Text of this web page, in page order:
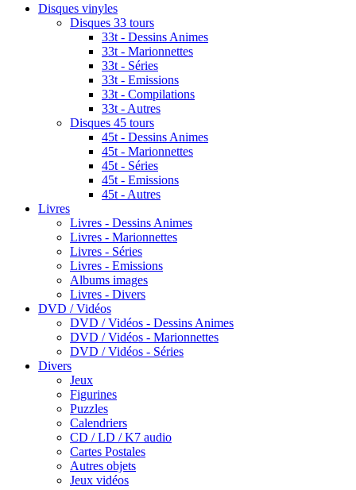
Disques vinyles
Disques 33 tours
33t - Dessins Animes
33t - Marionnettes
33t - Séries
33t - Emissions
33t - Compilations
33t - Autres
Disques 45 tours
45t - Dessins Animes
45t - Marionnettes
45t - Séries
45t - Emissions
45t - Autres
Livres
Livres - Dessins Animes
Livres - Marionnettes
Livres - Séries
Livres - Emissions
Albums images
Livres - Divers
DVD / Vidéos
DVD / Vidéos - Dessins Animes
DVD / Vidéos - Marionnettes
DVD / Vidéos - Séries
Divers
Jeux
Figurines
Puzzles
Calendriers
CD / LD / K7 audio
Cartes Postales
Autres objets
Jeux vidéos